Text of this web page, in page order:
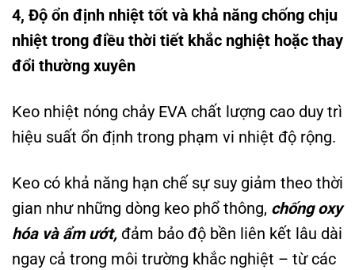
4, Độ ổn định nhiệt tốt và khả năng chống chịu
nhiệt trong điều thời tiết khắc nghiệt hoặc thay
đổi thường xuyên
Keo nhiệt nóng chảy EVA chất lượng cao duy trì
hiệu suất ổn định trong phạm vi nhiệt độ rộng.
Keo có khả năng hạn chế sự suy giảm theo thời
gian như những dòng keo phổ thông, chống oxy
hóa và ẩm ướt, đảm bảo độ bền liên kết lâu dài
ngay cả trong môi trường khắc nghiệt – từ các